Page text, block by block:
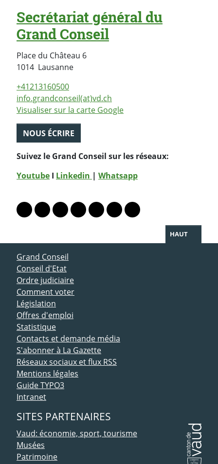
Secrétariat général du
Grand Conseil
Place du Château 6
1014 LausanneSuisse
+41213160500
info.grandconseil(at)vd.ch
Visualiser sur la carte Google
NOUS ÉCRIRE
Suivez le Grand Conseil sur les réseaux:
Youtube I Linkedin | Whatsapp
Lien vers le profil Mastodon
Lien vers le profil Bluesky
Lien vers le profil Instagram
Lien vers le profil Linkedin
Lien vers le profil Facebook
Lien vers le profil Twitter
Partager par WhatsApp
HAUT
ACCÈS DIRECT
Grand Conseil
Conseil d'Etat
Ordre judiciaire
Comment voter
Législation
Offres d'emploi
Statistique
Contacts et demande média
S'abonner à La Gazette
Réseaux sociaux et flux RSS
Mentions légales
Guide TYPO3
Intranet
SITES PARTENAIRES
Vaud: économie, sport, tourisme
Musées
Patrimoine